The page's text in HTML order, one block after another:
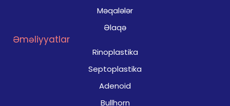
Məqalələr
Əlaqə
Əməliyyatlar
Rinoplastika
Septoplastika
Adenoid
Bullhorn